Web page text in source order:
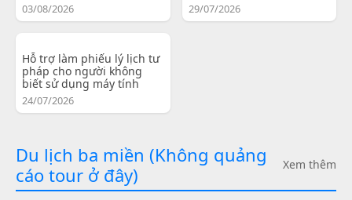
03/08/2026 29/07/2026
Hỗ trợ làm phiếu lý lịch tư
pháp cho người không
biết sử dụng máy tính
24/07/2026
Du lịch ba miền (Không quảng
cáo tour ở đây)
Xem thêm